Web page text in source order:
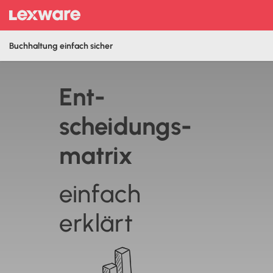
Buchhaltung einfach sicher
Ent­
scheidungs­
matrix
einfach
erklärt